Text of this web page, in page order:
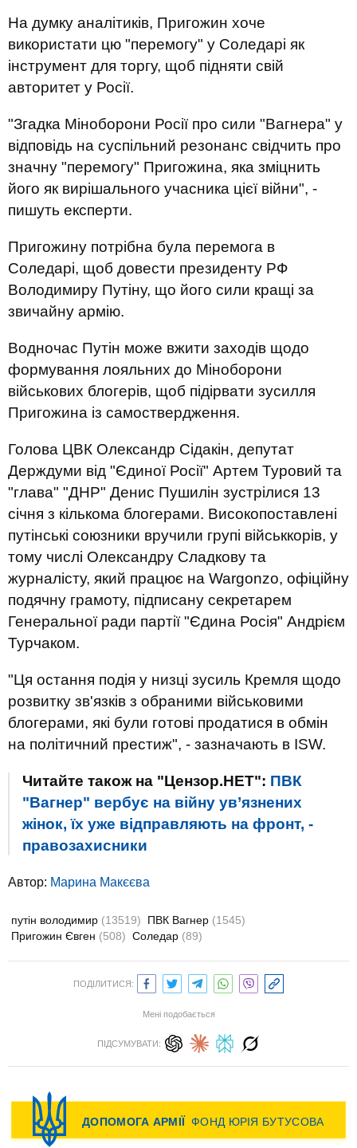
На думку аналітиків, Пригожин хоче
використати цю "перемогу" у Соледарі як
інструмент для торгу, щоб підняти свій
авторитет у Росії.
"Згадка Міноборони Росії про сили "Вагнера" у
відповідь на суспільний резонанс свідчить про
значну "перемогу" Пригожина, яка зміцнить
його як вирішального учасника цієї війни", -
пишуть експерти.
Пригожину потрібна була перемога в
Соледарі, щоб довести президенту РФ
Володимиру Путіну, що його сили кращі за
звичайну армію.
Водночас Путін може вжити заходів щодо
формування лояльних до Міноборони
військових блогерів, щоб підірвати зусилля
Пригожина із самоствердження.
Голова ЦВК Олександр Сідакін, депутат
Держдуми від "Єдиної Росії" Артем Туровий та
"глава" "ДНР" Денис Пушилін зустрілися 13
січня з кількома блогерами. Високопоставлені
путінські союзники вручили групі військкорів, у
тому числі Олександру Сладкову та
журналісту, який працює на Wargonzo, офіційну
подячну грамоту, підписану секретарем
Генеральної ради партії "Єдина Росія" Андрієм
Турчаком.
"Ця остання подія у низці зусиль Кремля щодо
розвитку зв'язків з обраними військовими
блогерами, які були готові продатися в обмін
на політичний престиж", - зазначають в ISW.
Читайте також на "Цензор.НЕТ": ПВК
"Вагнер" вербує на війну ув’язнених
жінок, їх уже відправляють на фронт, -
правозахисники
Автор: Марина Макєєва
путін володимир (13519) ПВК Вагнер (1545)
Пригожин Євген (508) Соледар (89)
ПОДІЛИТИСЯ:
Мені подобається
ПІДСУМУВАТИ: